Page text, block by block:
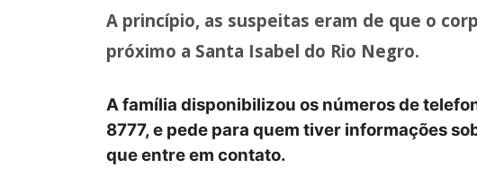
A princípio, as suspeitas eram de que o
próximo a Santa Isabel do Rio Negro.
A família disponibilizou os números de
8777, e pede para quem tiver informações
que entre em contato.